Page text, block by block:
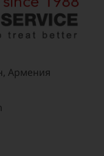
Армения